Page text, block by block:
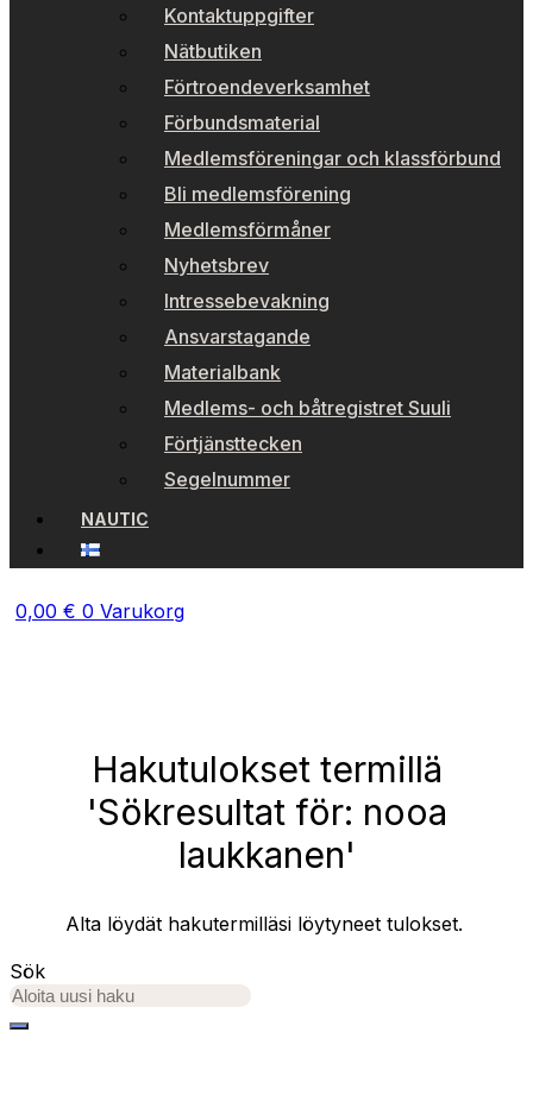
Kontaktuppgifter
Nätbutiken
Förtroendeverksamhet
Förbundsmaterial
Medlemsföreningar och klassförbund
Bli medlemsförening
Medlemsförmåner
Nyhetsbrev
Intressebevakning
Ansvarstagande
Materialbank
Medlems- och båtregistret Suuli
Förtjänsttecken
Segelnummer
NAUTIC
0,00 € 0 Varukorg
Hakutulokset termillä
'Sökresultat för: nooa
laukkanen'
Alta löydät hakutermilläsi löytyneet tulokset.
Sök